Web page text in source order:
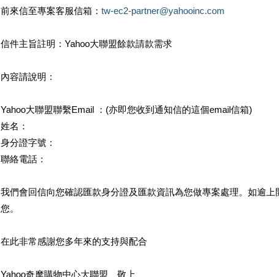
前來信至專案客服信箱： tw-ec2-partner@yahooinc.com
信件主旨註明：Yahoo大聯盟餘款請款需求
內容請說明：
Yahoo大聯盟聯繫Email ：(亦即您收到通知信的這個email信箱)
姓名：
身分證字號：
聯絡電話：
我們會回信向您確認匯款身分證及匯款資訊為您做專案處理。如逾
您。
在此非常感謝您多年來的支持與配合
Yahoo奇摩購物中心大聯盟 敬上